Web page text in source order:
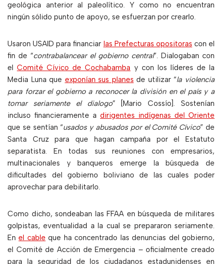
geológica anterior al paleolítico. Y como no encuentran
ningún sólido punto de apoyo, se esfuerzan por crearlo.
Usaron USAID para financiar las Prefecturas opositoras con el
fin de “contrabalancear el gobierno central”. Dialogaban con
elComité Cívico de Cochabamba y con los líderes de la
Media Luna que exponían sus planes de utilizar “la violencia
para forzar el gobierno a reconocer la división en el país y a
tomar seriamente el dialogo” [Mario Cossío]. Sostenían
incluso financieramente a dirigentes indígenas del Oriente
que se sentían “usados y abusados por el Comité Cívico” de
Santa Cruz para que hagan campaña por el Estatuto
separatista. En todas sus reuniones con empresarios,
multinacionales y banqueros emerge la búsqueda de
dificultades del gobierno boliviano de las cuales poder
aprovechar para debilitarlo.
Como dicho, sondeaban las FFAA en búsqueda de militares
golpistas, eventualidad a la cual se prepararon seriamente.
Enel cable que ha concentrado las denuncias del gobierno,
el Comité de Acción de Emergencia – oficialmente creado
para la seguridad de los ciudadanos estadunidenses en